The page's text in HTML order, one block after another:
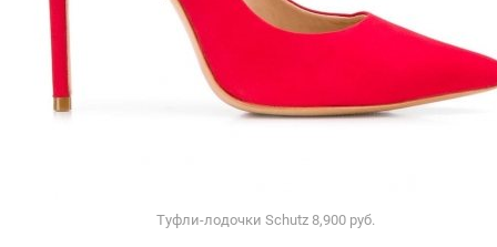
Туфли-лодочки Schutz 8,900 руб.